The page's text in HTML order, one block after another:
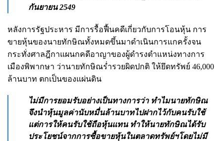
กันยายน 2549
หลังการรัฐประหาร มีการรื้อฟื้นคดีเกี่ยวกับการโอนหุ้น การ
ขายหุ้นของนายทักษิณทั้งหมดขึ้นมาดำเนินการแกครั้งจน
กระทั่งศาลฎีกาแผนกคดีอาญาของผู้ดำรงตำแหน่งทางการ
เมืองพิพากษา ว่านายทักษิณร่ำรวยผิดปกติ ให้ยึดทรัพย์ 46,000
ล้านบาท ตกเป็นของแผ่นดิน
ไม่มีการยอมรับอย่างเป็นทางการว่า ทำไมนายทักษิณ
จึงนำหุ้นมูลค่านับหมื่นล้านบาทไปฝากไว้กับคนรับใช้
แต่การให้คนรับใช้ถือหุ้นแทน ทำให้นายทักษิณได้รับ
ประโยชน์จากการซื้อขายหุ้นในตลาดทรัพย์ฯโดยไม่มี